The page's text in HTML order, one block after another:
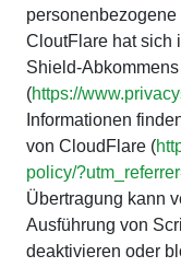
CloutFlare hat sich
Shield-
(https://
Informationen
von CloudFlare (
policy/
Übertragung kann
Ausführung von
deaktivieren oder